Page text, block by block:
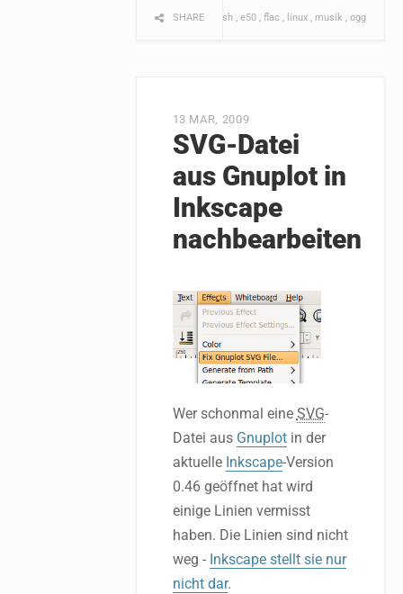
SHARE bash e50 flac linux musik ogg
13 MAR, 2009
SVG-Datei
aus Gnuplot in
Inkscape
nachbearbeiten
Wer schonmal eine SVG-
Datei aus Gnuplotin der
aktuelle Inkscape-Version
0.46 geöffnet hat wird
einige Linien vermisst
haben. Die Linien sind nicht
weg - Inkscape stellt sie nur
nicht dar.